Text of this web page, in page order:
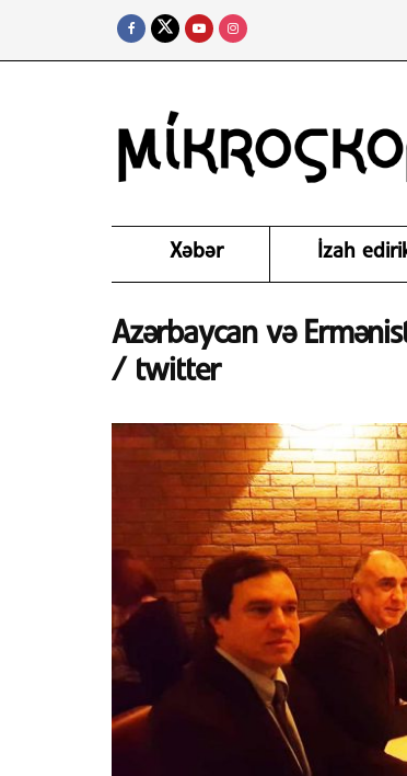
Xəbər İzah
Azərbaycan və
/ twitter